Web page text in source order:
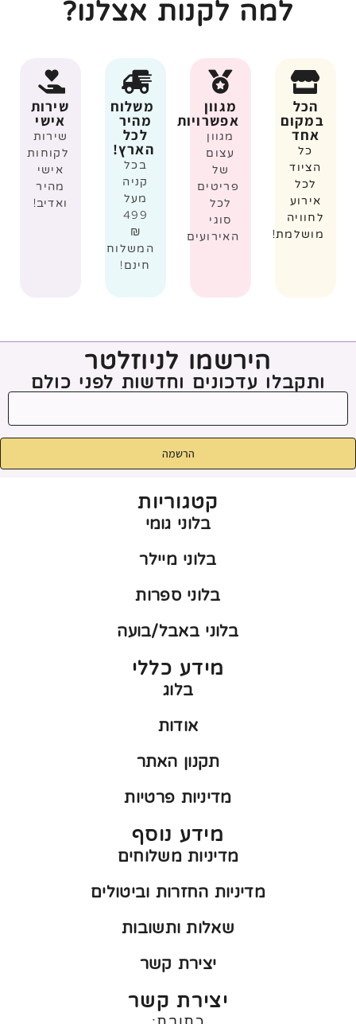
למה לקנות אצלנו?
הכל
במקום
אחד
כל
הציוד
לכל
אירוע
לחוויה
מושלמת!
מגוון
אפשרויות
מגוון
עצום
של
פריטים
לכל
סוגי
האירועים
משלוח
מהיר
לכל
הארץ!
בכל
קניה
מעל
499
₪
המשלוח
חינם!
שירות
אישי
שירות
לקוחות
אישי
מהיר
ואדיב!
הירשמו לניוזלטר
ותקבלו עדכונים וחדשות לפני כולם
הרשמה
קטגוריות
בלוני גומי
בלוני מיילר
בלוני ספרות
בלוני באבל/בועה
מידע כללי
בלוג
אודות
תקנון האתר
מדיניות פרטיות
מידע נוסף
מדיניות משלוחים
מדיניות החזרות וביטולים
שאלות ותשובות
יצירת קשר
יצירת קשר